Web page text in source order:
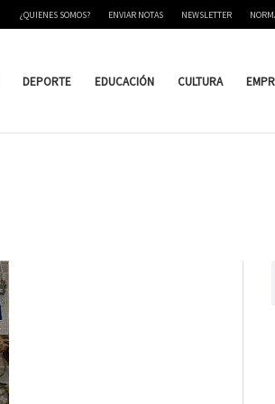
¿QUIENES SOMOS? ENVIAR NOTAS NEWSLETTER
DEPORTE EDUCACIÓN CULTURA